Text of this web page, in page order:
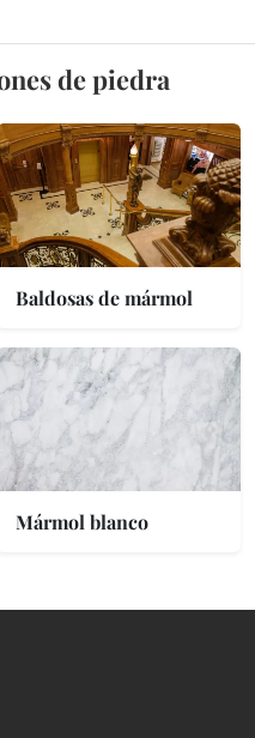
de piedra
Baldosas de mármol
Mármol blanco